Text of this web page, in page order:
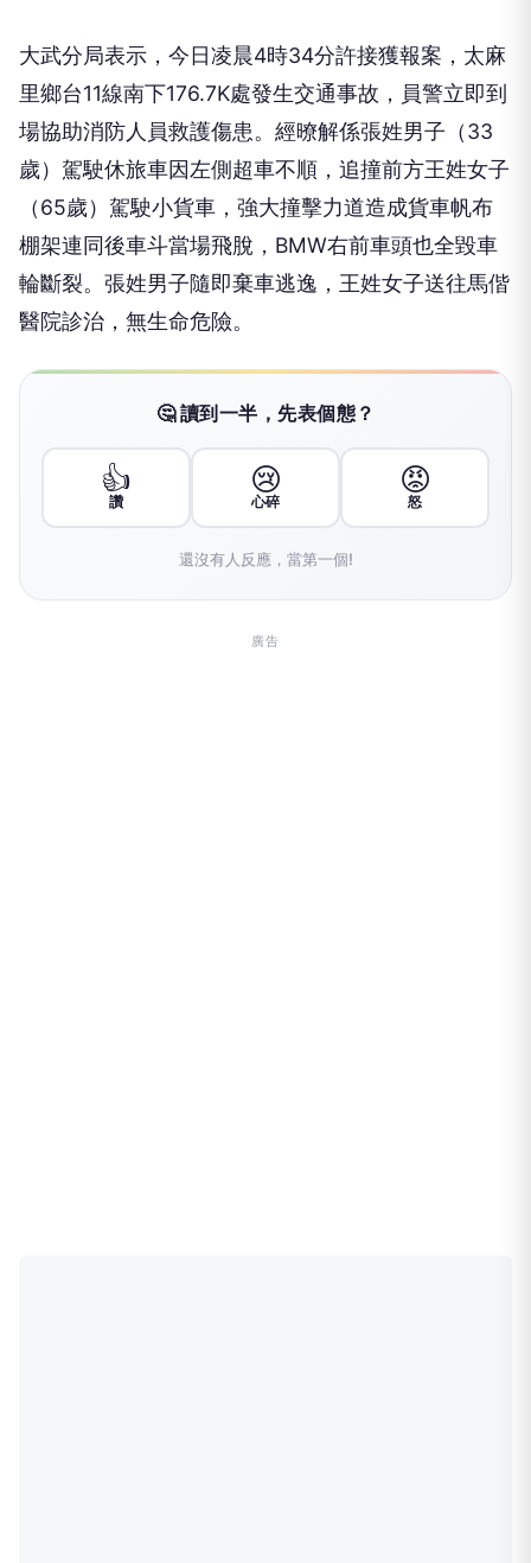
大武分局表示，今日凌晨4時34分許接獲報案，太麻
里鄉台11線南下176.7K處發生交通事故，員警立即到
場協助消防人員救護傷患。經暸解係張姓男子（33
歲）駕駛休旅車因左側超車不順，追撞前方王姓女子
（65歲）駕駛小貨車，強大撞擊力道造成貨車帆布
棚架連同後車斗當場飛脫，BMW右前車頭也全毀車
輪斷裂。張姓男子隨即棄車逃逸，王姓女子送往馬偕
醫院診治，無生命危險。
🤔 讀到一半，先表個態？
👍
讚
😢
心碎
😡
怒
還沒有人反應，當第一個!
廣告